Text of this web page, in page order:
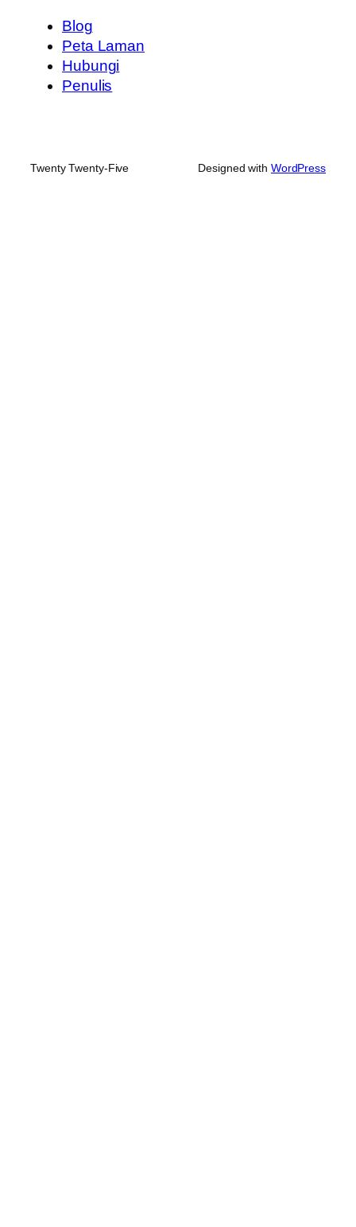
Blog
Peta Laman
Hubungi
Penulis
Twenty Twenty-Five Designed with WordPress